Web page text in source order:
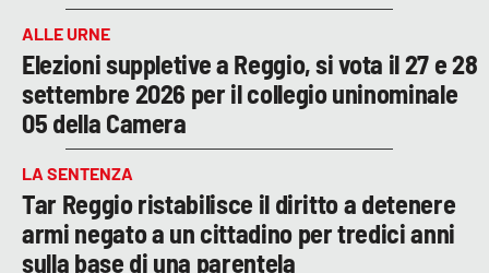
ALLE URNE
Elezioni suppletive a Reggio, si vota il 27 e 28
settembre 2026 per il collegio uninominale
05 della Camera
LA SENTENZA
Tar Reggio ristabilisce il diritto a detenere
armi negato a un cittadino per tredici anni
sulla base di una parentela